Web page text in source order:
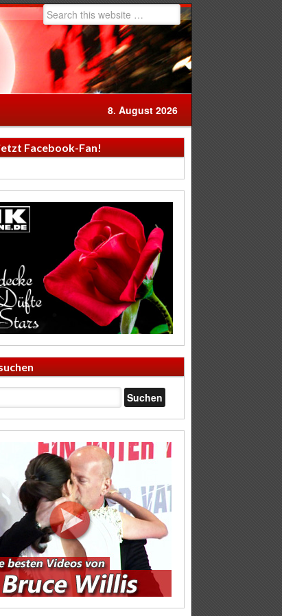
8. August 2026
Facebook-Fan!